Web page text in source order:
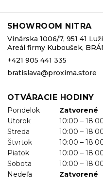
SHOWROOM NITRA
Vinárska 1006/7, 951 41
Areál firmy Kuboušek,
+421 905 441 335
bratislava@proxima.store
OTVÁRACIE HODINY
Pondelok
Zatvorené
Utorok
10:00 –
Streda
10:00 –
Štvrtok
10:00 –
Piatok
10:00 –
Sobota
10:00 –
Nedeľa
Zatvorené